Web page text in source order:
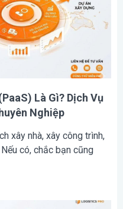
Là Gì? Dịch Vụ
Nghiệp
xây nhà, xây công trình,
có, chắc bạn cũng